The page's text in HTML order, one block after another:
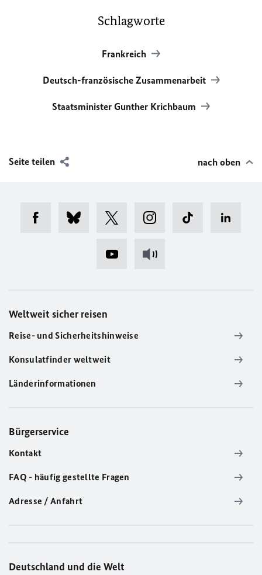
Schlagworte
Frankreich
Deutsch-französische Zusammenarbeit
Staatsminister Gunther Krichbaum
Seite teilen nach oben
Weltweit sicher reisen
Reise- und Sicherheitshinweise
Konsulatfinder weltweit
Länderinformationen
Bürgerservice
Kontakt
FAQ - häufig gestellte Fragen
Adresse / Anfahrt
Deutschland und die Welt